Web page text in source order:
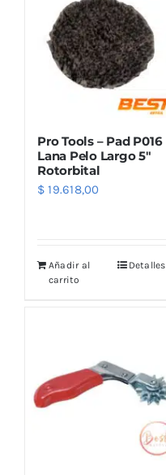
Pro Tools – Pad P016
Lana Pelo Largo 5″
Rotorbital
$ 19.618,00
Añadir al
carrito
Detalles